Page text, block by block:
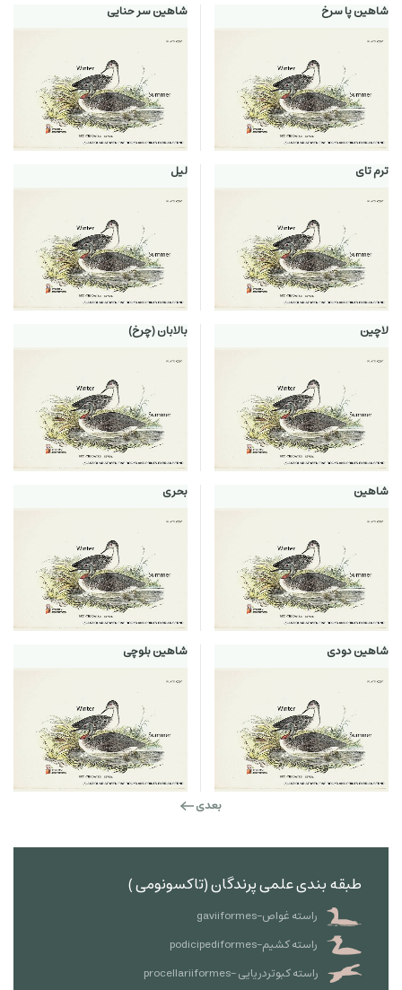
شاهین پا سرخ شاهین سر حنایی
ترم تای لیل
لاچین بالابان (چرخ)
شاهین بحری
شاهین دودی شاهین بلوچی
بعدی
طبقه بندی علمی پرندگان (تاکسونومی )
راسته غواص-gaviiformes
راسته کشیم-podicipediformes
راسته کبوتردریایی -procellariiformes